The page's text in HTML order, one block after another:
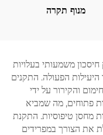
מנוף תקרה
משמעותי בעלויות
הפעולה. התקנים
והקירור על ידי
פתוחים, מה שמביא
מחסן טיפוסיות. התקנת
את הצורך במפרידים